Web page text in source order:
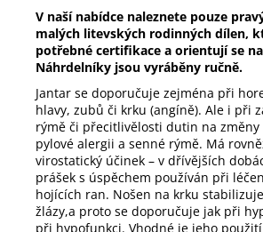
V naší nabídce naleznete pouze
malých litevských rodinných dílen,
potřebné certifikace a orientují se
Náhrdelníky jsou vyráběny ručně.
Jantar se doporučuje zejména při
hlavy, zubů či krku (angíně). Ale i při
rýmě či přecitlivělosti dutin na
pylové alergii a senné rýmě. Má
virostatický účinek – v dřívějších
prášek s úspěchem používán při
hojících ran. Nošen na krku
žlázy,a proto se doporučuje jak při
při hypofunkci. Vhodné je jeho